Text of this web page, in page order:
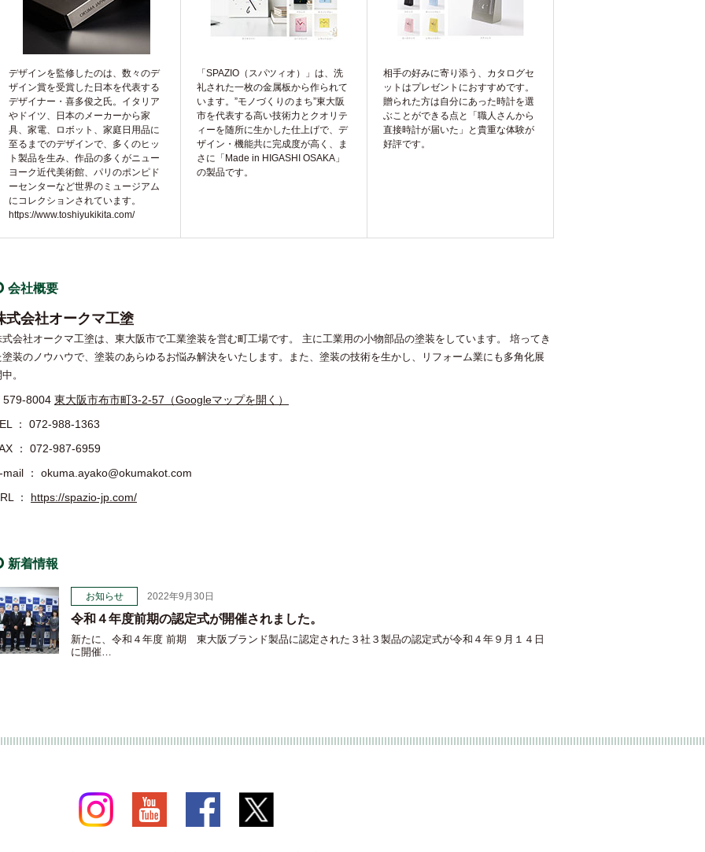
デザインを監修したのは、数々のデ
ザイン賞を受賞した日本を代表する
デザイナー・喜多俊之氏。イタリア
やドイツ、日本のメーカーから家
具、家電、ロボット、家庭日用品に
至るまでのデザインで、多くのヒッ
ト製品を生み、作品の多くがニュー
ヨーク近代美術館、パリのポンピド
ーセンターなど世界のミュージアム
にコレクションされています。
https://www.toshiyukikita.com/
「SPAZIO（スパツィオ）」は、洗
礼された一枚の金属板から作られて
います。”モノづくりのまち”東大阪
市を代表する高い技術力とクオリテ
ィーを随所に生かした仕上げで、デ
ザイン・機能共に完成度が高く、ま
さに「Made in HIGASHI OSAKA」
の製品です。
相手の好みに寄り添う、カタログセ
ットはプレゼントにおすすめです。
贈られた方は自分にあった時計を選
ぶことができる点と「職人さんから
直接時計が届いた」と貴重な体験が
好評です。
会社概要
式会社オークマ工塗
式会社オークマ工塗は、東大阪市で工業塗装を営む町工場です。 主に工業用の小物部品の塗装をしています。 培ってき
塗装のノウハウで、塗装のあらゆるお悩み解決をいたします。また、塗装の技術を生かし、リフォーム業にも多角化展
。
579-8004 東大阪市布市町3-2-57（Googleマップを開く）
： 072-988-1363
： 072-987-6959
mail ： okuma.ayako@okumakot.com
： https://spazio-jp.com/
新着情報
令和４年度前期の認定式が開催されました。
新たに、令和４年度 前期 東大阪ブランド製品に認定された３社３製品の認定式が令和４年９月１４日
に開催…
お知らせ 2022年9月30日